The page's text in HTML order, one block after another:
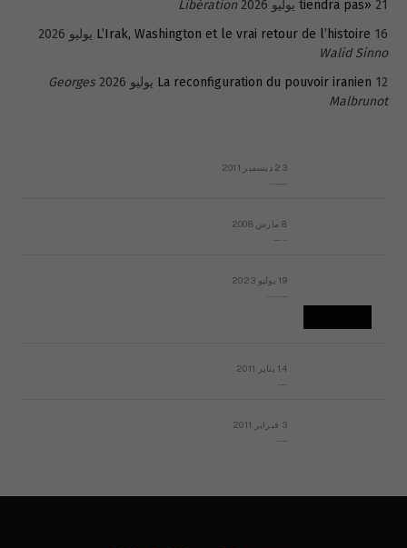
tiendra pas» 21 يوليو 2026
Libération
L’Irak, Washington et le vrai retour de l’histoire 16 يوليو 2026
Walid Sinno
La reconfiguration du pouvoir iranien 12 يوليو 2026
Georges
Malbrunot
23 ديسمبر 2011
8 مارس 2008
19 يوليو 2023
14 يناير 2011
3 فبراير 2011